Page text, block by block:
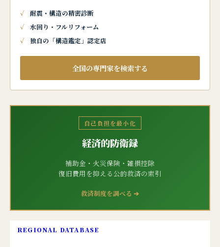
耐震・構造の精密診断
水回り・フルリフォーム
独自の「構造鑑定」認定店
全国の専門家を検索する
自己負担を最小化
経済的防衛録
補助金・火災保険・雑損控除
復旧費用を抑える公的救済の索引
救済制度を調べる ➔
REGIONAL DATABASE